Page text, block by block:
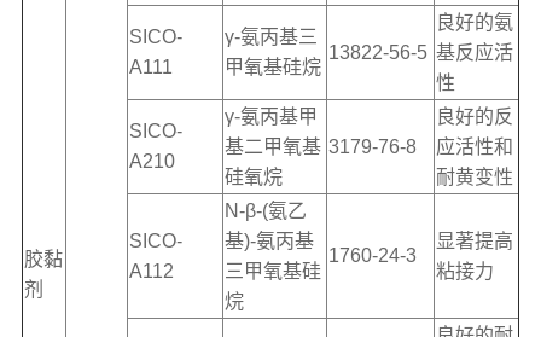
胶黏
剂
SICO-
A111
γ-氨丙基三
甲氧基硅烷
13822-56-5
良好的氨
基反应活
性
SICO-
A210
γ-氨丙基甲
基二甲氧基
硅氧烷
3179-76-8
良好的反
应活性和
耐黄变性
SICO-
A112
N-β-(氨乙
基)-氨丙基
三甲氧基硅
烷
1760-24-3
显著提高
粘接力